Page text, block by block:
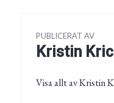
PUBLICERAT AV
Kristin
Visa allt av Kristin